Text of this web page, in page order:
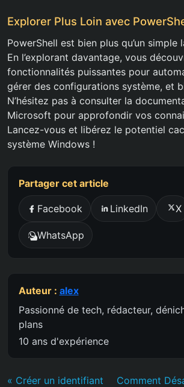
Explorer Plus Loin avec
PowerShell est bien plus qu’un simple
En l’explorant davantage, vous
fonctionnalités puissantes pour
gérer des configurations système, et
N’hésitez pas à consulter la
Microsoft pour approfondir vos
Lancez-vous et libérez le potentiel
système Windows !
Partager cet article
Facebook LinkedIn X
WhatsApp
Auteur : alex
Passionné de tech, rédacteur,
plans
10 ans d'expérience
« Créer un identifiant
Comment